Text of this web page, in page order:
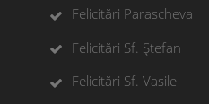
Felicitări Parascheva
Felicitări Sf. Ștefan
Felicitări Sf. Vasile